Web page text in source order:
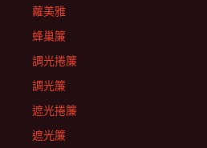
蘿美雅
蜂巢簾
調光捲簾
調光簾
遮光捲簾
遮光簾